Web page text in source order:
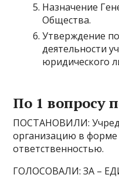
Назначение
Общества.
Утверждение
деятельности
юридического
По 1 вопросу
ПОСТАНОВИЛИ:
организацию в
ответственностью.
ГОЛОСОВАЛИ: ЗА –